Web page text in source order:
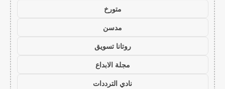
متورخ
مدسن
روتانا تسويق
مجلة الابداع
نادي الترددات